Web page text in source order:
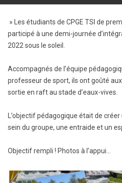
» Les étudiants de CPGE TSI de
participé à une demi-journée
2022 sous le soleil.
Accompagnés de l’équipe
professeur de sport, ils ont goûté
sortie en raft au stade d’eaux-vives.
L’objectif pédagogique était de
sein du groupe, une entraide et un
Objectif rempli ! Photos à l’appui…